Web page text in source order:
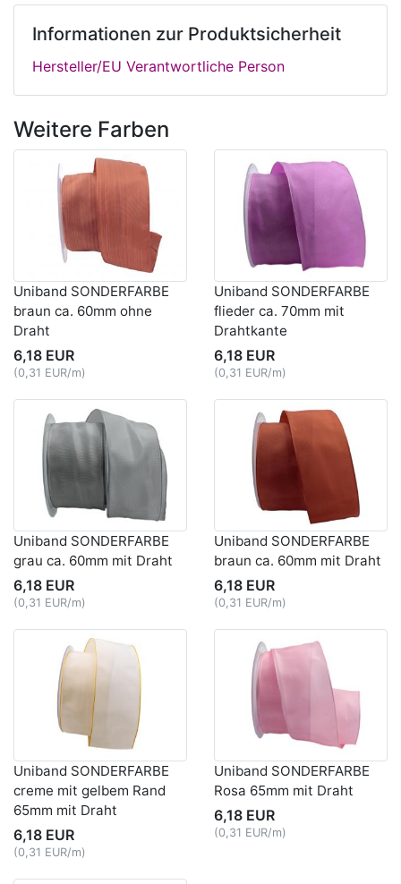
Informationen zur Produktsicherheit
Hersteller/EU Verantwortliche Person
Weitere Farben
Uniband SONDERFARBE
braun ca. 60mm ohne
Draht
6,18 EUR
(0,31 EUR/m)
Uniband SONDERFARBE
flieder ca. 70mm mit
Drahtkante
6,18 EUR
(0,31 EUR/m)
Uniband SONDERFARBE
grau ca. 60mm mit Draht
6,18 EUR
(0,31 EUR/m)
Uniband SONDERFARBE
braun ca. 60mm mit Draht
6,18 EUR
(0,31 EUR/m)
Uniband SONDERFARBE
creme mit gelbem Rand
65mm mit Draht
6,18 EUR
(0,31 EUR/m)
Uniband SONDERFARBE
Rosa 65mm mit Draht
6,18 EUR
(0,31 EUR/m)